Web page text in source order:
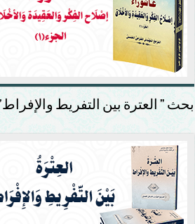
بحث ” العترة بين التفريط